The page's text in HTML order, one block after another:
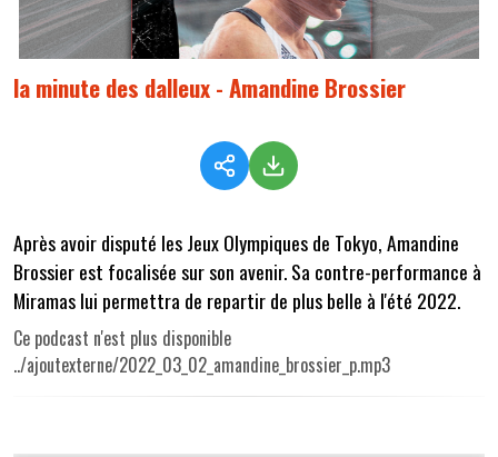
la minute des dalleux - Amandine Brossier
Après avoir disputé les Jeux Olympiques de Tokyo, Amandine
Brossier est focalisée sur son avenir. Sa contre-performance à
Miramas lui permettra de repartir de plus belle à l'été 2022.
Ce podcast n'est plus disponible
../ajoutexterne/2022_03_02_amandine_brossier_p.mp3